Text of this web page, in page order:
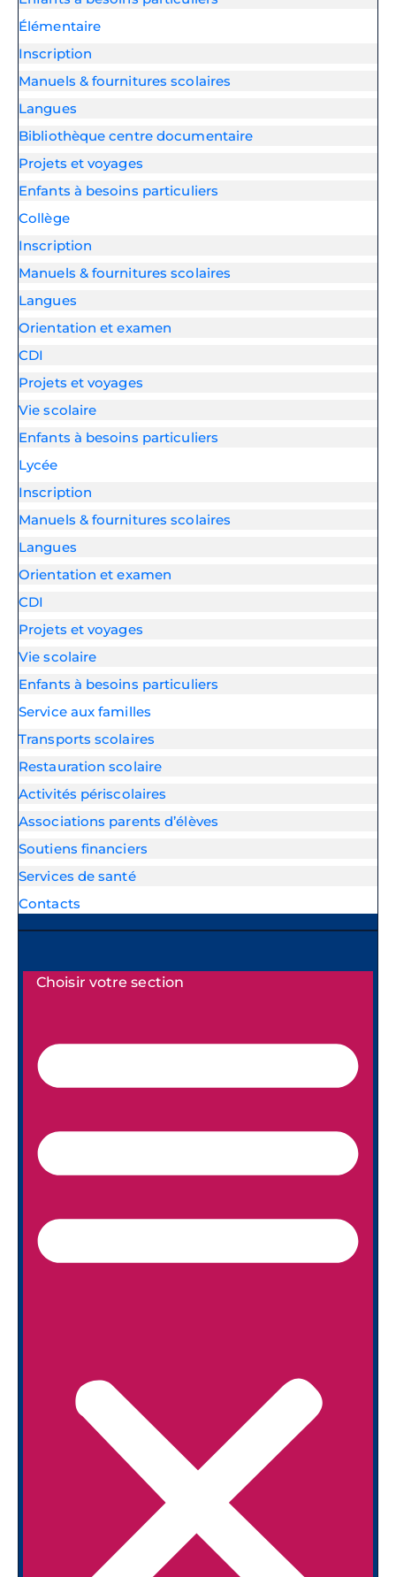
Élémentaire
Inscription
Manuels & fournitures scolaires
Langues
Bibliothèque centre documentaire
Projets et voyages
Enfants à besoins particuliers
Collège
Inscription
Manuels & fournitures scolaires
Langues
Orientation et examen
CDI
Projets et voyages
Vie scolaire
Enfants à besoins particuliers
Lycée
Inscription
Manuels & fournitures scolaires
Langues
Orientation et examen
CDI
Projets et voyages
Vie scolaire
Enfants à besoins particuliers
Service aux familles
Transports scolaires
Restauration scolaire
Activités périscolaires
Associations parents d’élèves
Soutiens financiers
Services de santé
Contacts
Choisir votre section